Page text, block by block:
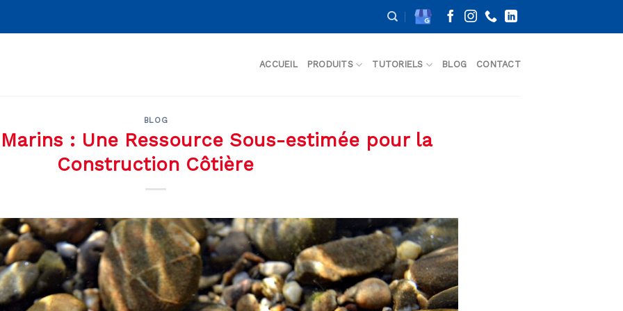
ACCUEIL PRODUITS TUTORIELS BLOG CONTACT
BLOG
: Une Ressource Sous-estimée pour la
Construction Côtière